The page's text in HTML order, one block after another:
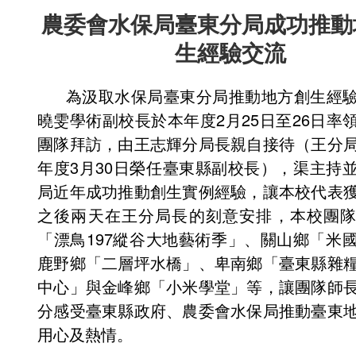
農委會水保局臺東分局成功推
生經驗交流
為汲取水保局臺東分局推動地方創生經
曉雯學術副校長於本年度2月25日至26日率
團隊拜訪，由王志輝分局長親自接待（王分
年度3月30日榮任臺東縣副校長），渠主持
局近年成功推動創生實例經驗，讓本校代表
之後兩天在王分局長的刻意安排，本校團
「漂鳥197縱谷大地藝術季」、關山鄉「米
鹿野鄉「二層坪水橋」、卑南鄉「臺東縣雜
中心」與金峰鄉「小米學堂」等，讓團隊師
分感受臺東縣政府、農委會水保局推動臺東
用心及熱情。